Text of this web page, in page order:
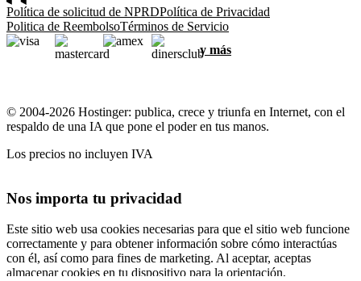
Política de solicitud de NPRDPolítica de Privacidad
Politica de ReembolsoTérminos de Servicio
y más
© 2004-2026 Hostinger: publica, crece y triunfa en Internet, con el
respaldo de una IA que pone el poder en tus manos.
Los precios no incluyen IVA
Nos importa tu privacidad
Este sitio web usa cookies necesarias para que el sitio web funcione
correctamente y para obtener información sobre cómo interactúas
con él, así como para fines de marketing. Al aceptar, aceptas
almacenar cookies en tu dispositivo para la orientación,